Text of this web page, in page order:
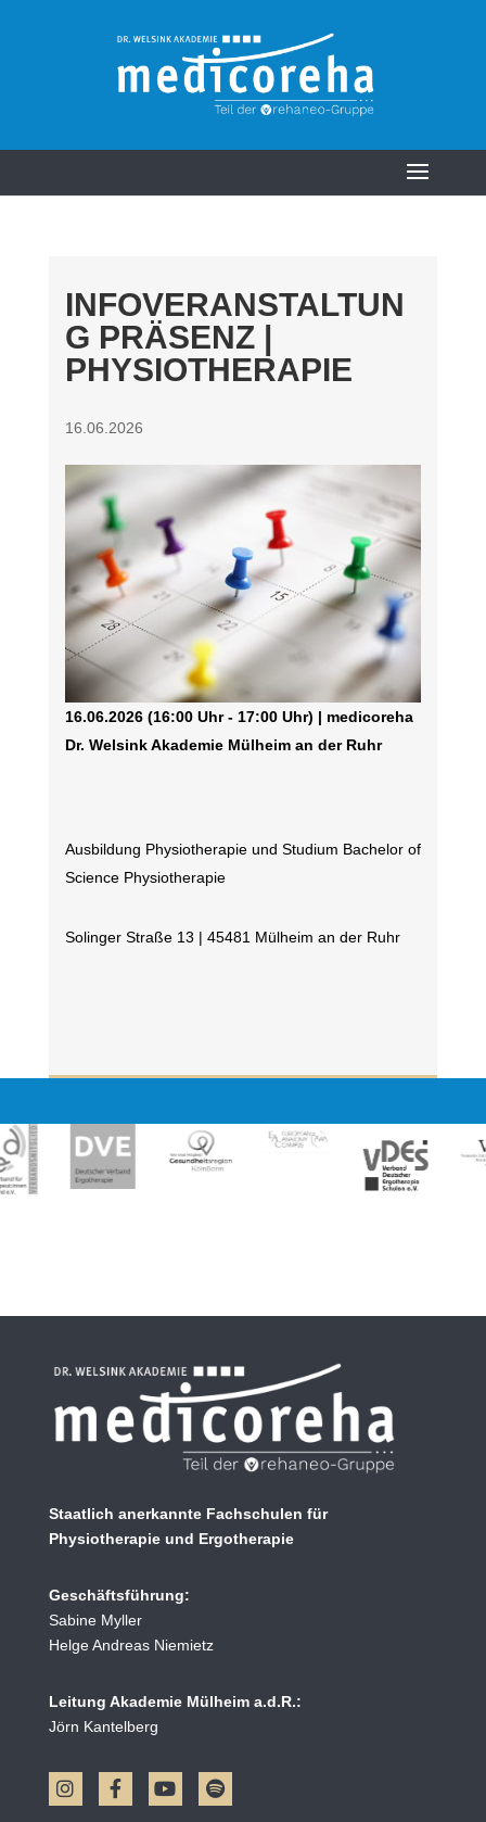
INFOVERANSTALTUN
G PRÄSENZ |
PHYSIOTHERAPIE
16.06.2026
16.06.2026 (16:00 Uhr - 17:00 Uhr) | medicoreha
Dr. Welsink Akademie Mülheim an der Ruhr
Ausbildung Physiotherapie und Studium Bachelor of
Science Physiotherapie
Solinger Straße 13 | 45481 Mülheim an der Ruhr
Staatlich anerkannte Fachschulen für
Physiotherapie und Ergotherapie
Geschäftsführung:
Sabine Myller
Helge Andreas Niemietz
Leitung Akademie Mülheim a.d.R.:
Jörn Kantelberg